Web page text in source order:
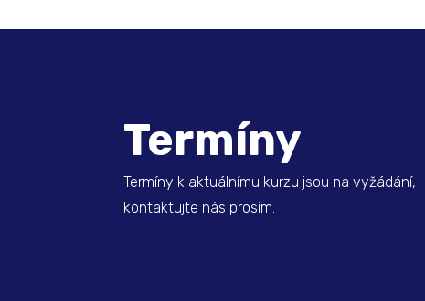
Termíny
Termíny k aktuálnímu kurzu jsou na vyžádání,
kontaktujte nás prosím.